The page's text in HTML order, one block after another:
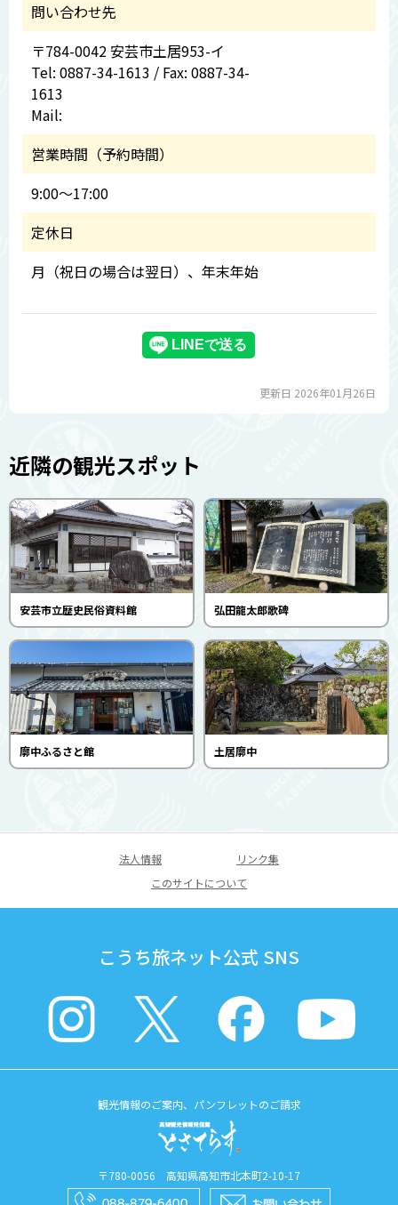
問い合わせ先
〒784-0042 安芸市土居953-イ
Tel: 0887-34-1613 / Fax: 0887-34-
1613
Mail:
営業時間（予約時間）
9:00～17:00
定休日
月（祝日の場合は翌日）、年末年始
更新日 2026年01月26日
近隣の観光スポット
安芸市立歴史民俗資料館 弘田龍太郎歌碑
廓中ふるさと館 土居廓中
法人情報
リンク集
このサイトについて
こうち旅ネット公式 SNS
観光情報のご案内、パンフレットのご請求
〒780-0056 高知県高知市北本町2-10-17